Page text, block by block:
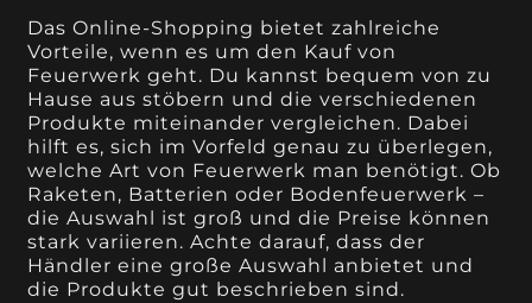
Das Online-Shopping bietet zahlreiche
Vorteile, wenn es um den Kauf von
Feuerwerk geht. Du kannst bequem von zu
Hause aus stöbern und die verschiedenen
Produkte miteinander vergleichen. Dabei
hilft es, sich im Vorfeld genau zu überlegen,
welche Art von Feuerwerk man benötigt. Ob
Raketen, Batterien oder Bodenfeuerwerk –
die Auswahl ist groß und die Preise können
stark variieren. Achte darauf, dass der
Händler eine große Auswahl anbietet und
die Produkte gut beschrieben sind.